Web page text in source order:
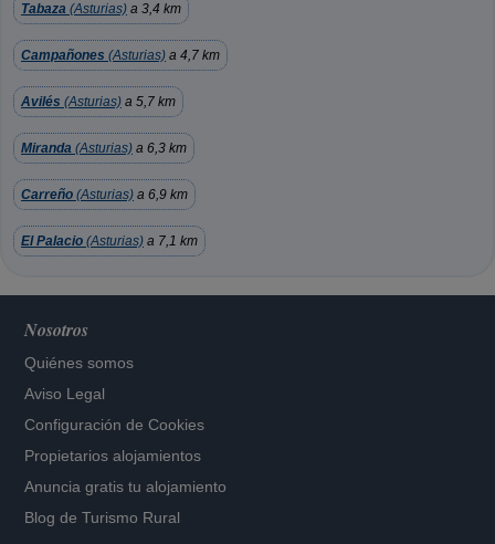
Tabaza (Asturias) a 3,4 km
Campañones (Asturias) a 4,7 km
Avilés (Asturias) a 5,7 km
Miranda (Asturias) a 6,3 km
Carreño (Asturias) a 6,9 km
El Palacio (Asturias) a 7,1 km
Nosotros
Quiénes somos
Aviso Legal
Configuración de Cookies
Propietarios alojamientos
Anuncia gratis tu alojamiento
Blog de Turismo Rural